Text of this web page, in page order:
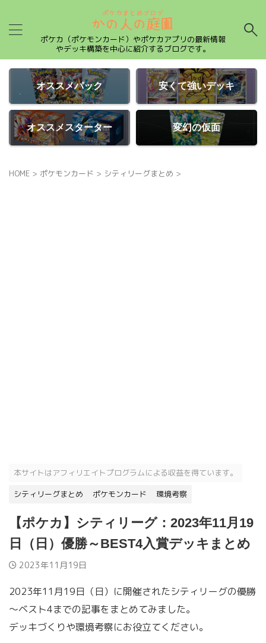
ポケカ（ポケモンカード）やポケカアプリの最新情報
やデッキ構築を中心に紹介するブログです。
オススメパック 安くて強いデッキ
オススメスターター 変幻の仮面
HOME > ポケモンカード > シティリーグまとめ >
本サイトはアフィリエイトプログラムによる収益を得ています。
シティリーグまとめ
ポケモンカード 環境考察
【ポケカ】シティリーグ：2023年11月19
日（日）優勝～BEST4入賞デッキまとめ
2023年11月19日
2023年11月19日（日）に開催されたシティリーグの優勝
～ベスト4までの記事をまとめてみました。
デッキづくりや環境考察にお役立てください。